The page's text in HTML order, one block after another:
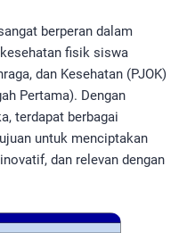
berperan dalam
fisik siswa
dan Kesehatan (PJOK)
Pertama). Dengan
terdapat berbagai
untuk menciptakan
dan relevan dengan